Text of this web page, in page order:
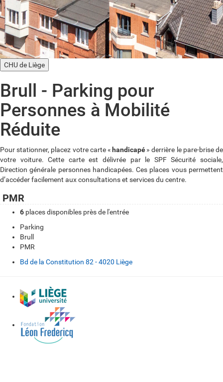
CHU de Liège
Brull - Parking pour
Personnes à Mobilité
Réduite
Pour stationner, placez votre carte « handicapé» derrière le pare-brise de
votre voiture. Cette carte est délivrée par le SPF Sécurité sociale,
Direction générale personnes handicapées. Ces places vous permettent
d’accéder facilement aux consultations et services du centre.
PMR
6 places disponibles près de l'entrée
Parking
Brull
PMR
Bd de la Constitution 82 - 4020 Liège